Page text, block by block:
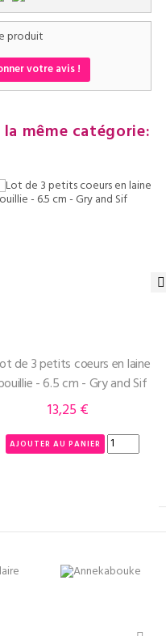
produit
votre avis !
même catégorie:
de 3 petits coeurs en laine
- 6.5 cm - Gry and Sif
Prix
13,25 €
AJOUTER AU PANIER